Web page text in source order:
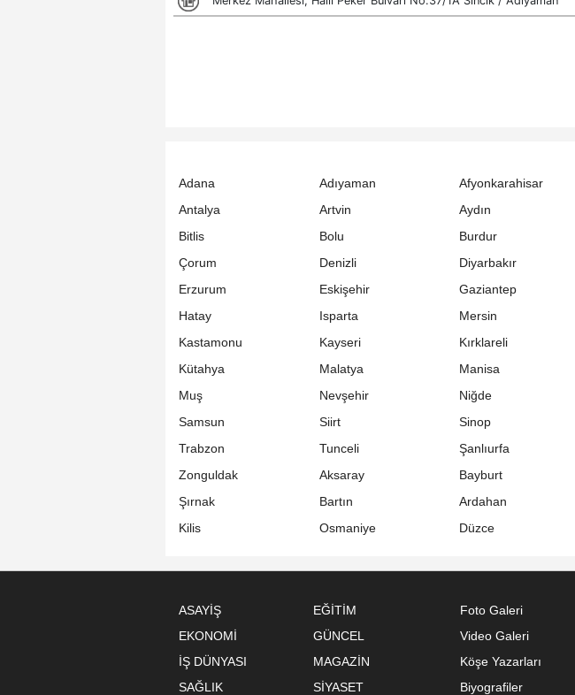
Adana Adıyaman Afyonkarahisar
Antalya
Artvin Aydın
Bitlis
Bolu Burdur
Çorum
Denizli Diyarbakır
Erzurum
Eskişehir Gaziantep
Hatay
Isparta Mersin
Kastamonu
Kayseri Kırklareli
Kütahya
Malatya Manisa
Muş
Nevşehir Niğde
Samsun
Siirt Sinop
Trabzon
Tunceli Şanlıurfa
Zonguldak
Aksaray Bayburt
Şırnak
Bartın Ardahan
Kilis
Osmaniye Düzce
ASAYİŞ
EĞİTİM
EKONOMİ
GÜNCEL
İŞ DÜNYASI
MAGAZİN
SAĞLIK
SİYASET
Foto Galeri
Video Galeri
Köşe Yazarları
Biyografiler